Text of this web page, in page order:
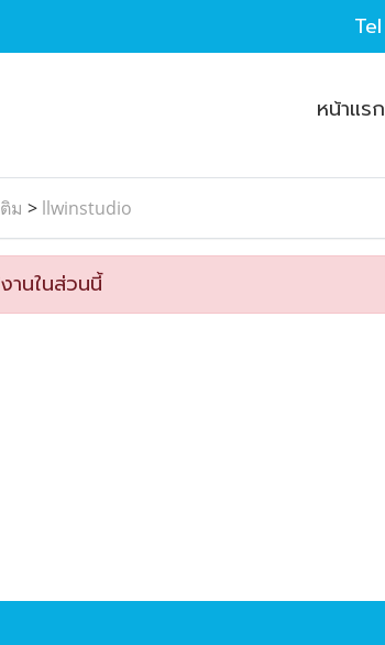
หน้าแรก
ม > llwinstudio
านในส่วนนี้